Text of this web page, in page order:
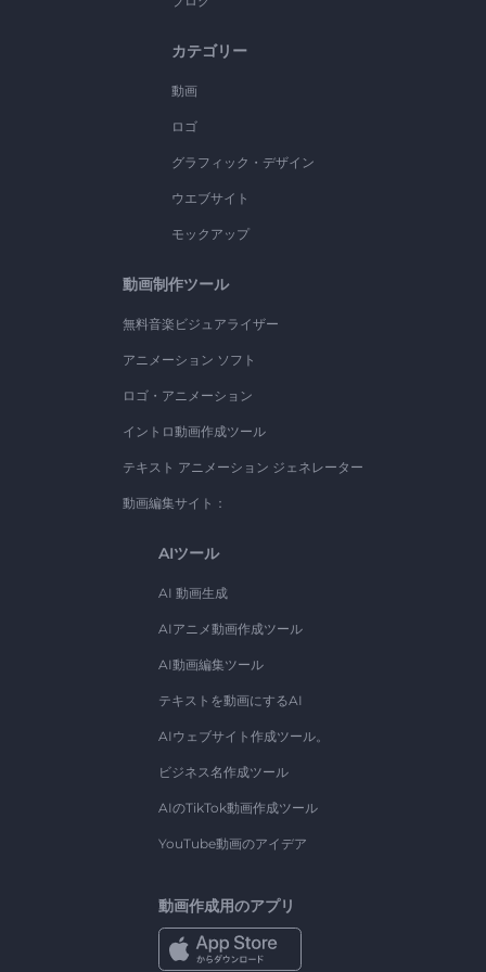
カテゴリー
動画
ロゴ
グラフィック・デザイン
ウエブサイト
モックアップ
動画制作ツール
無料音楽ビジュアライザー
アニメーション ソフト
ロゴ・アニメーション
イントロ動画作成ツール
テキスト アニメーション ジェネレーター
動画編集サイト：
AIツール
AI 動画生成
AIアニメ動画作成ツール
AI動画編集ツール
テキストを動画にするAI
AIウェブサイト作成ツール。
ビジネス名作成ツール
AIのTikTok動画作成ツール
YouTube動画のアイデア
動画作成用のアプリ